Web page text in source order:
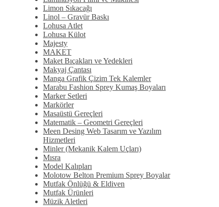
Limon Sıkacağı
Linol – Gravür Baskı
Lohusa Atlet
Lohusa Külot
Majesty
MAKET
Maket Bıçakları ve Yedekleri
Makyaj Çantası
Manga Grafik Çizim Tek Kalemler
Marabu Fashion Sprey Kumaş Boyaları
Marker Setleri
Markörler
Masaüstü Gereçleri
Matematik – Geometri Gereçleri
Meen Desing Web Tasarım ve Yazılım
Hizmetleri
Minler (Mekanik Kalem Uçları)
Mısra
Model Kalıpları
Molotow Belton Premium Sprey Boyalar
Mutfak Önlüğü & Eldiven
Mutfak Ürünleri
Müzik Aletleri